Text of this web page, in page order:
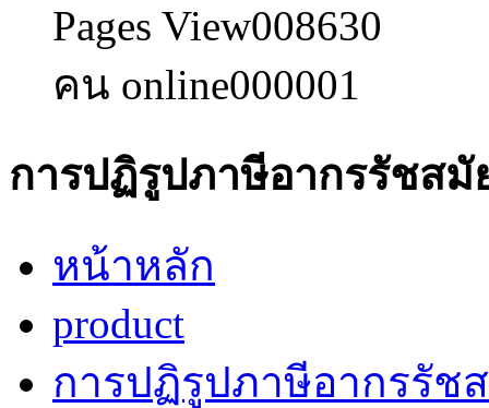
Pages View008630
คน online000001
การปฏิรูปภาษีอากรรัชส
หน้าหลัก
product
การปฏิรูปภาษีอากรรัช